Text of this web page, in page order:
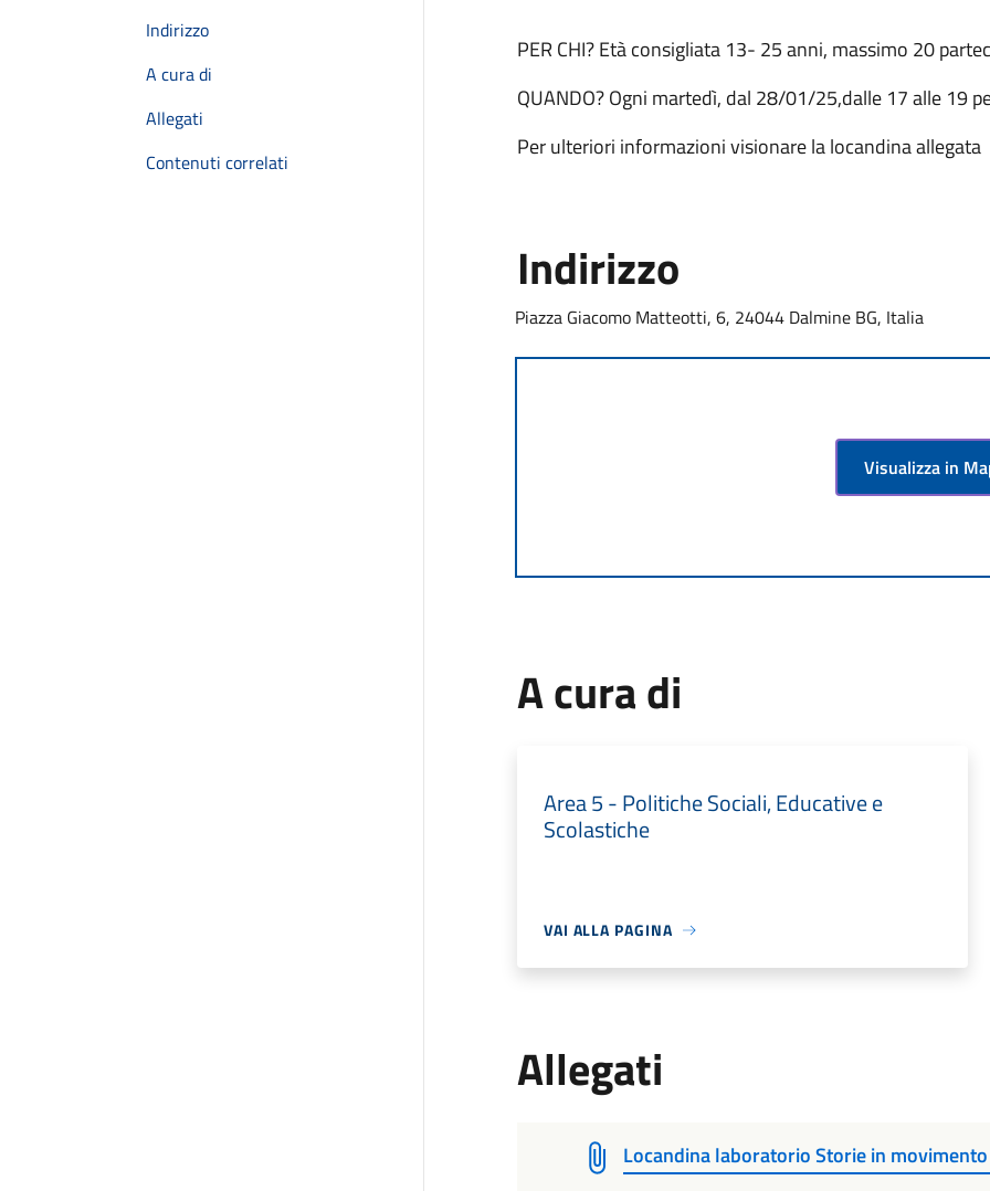
Indirizzo
A cura di
Allegati
Contenuti correlati
PER CHI? Età consigliata 13- 25 anni, massimo 20
QUANDO? Ogni martedì, dal 28/01/25,dalle 17 alle 19
Per ulteriori informazioni visionare la locandina allegata
Indirizzo
Piazza Giacomo Matteotti, 6, 24044 Dalmine BG, Italia
Visualizza in
A cura di
Area 5 - Politiche Sociali, Educative e
Scolastiche
VAI ALLA PAGINA
Allegati
Locandina laboratorio Storie in